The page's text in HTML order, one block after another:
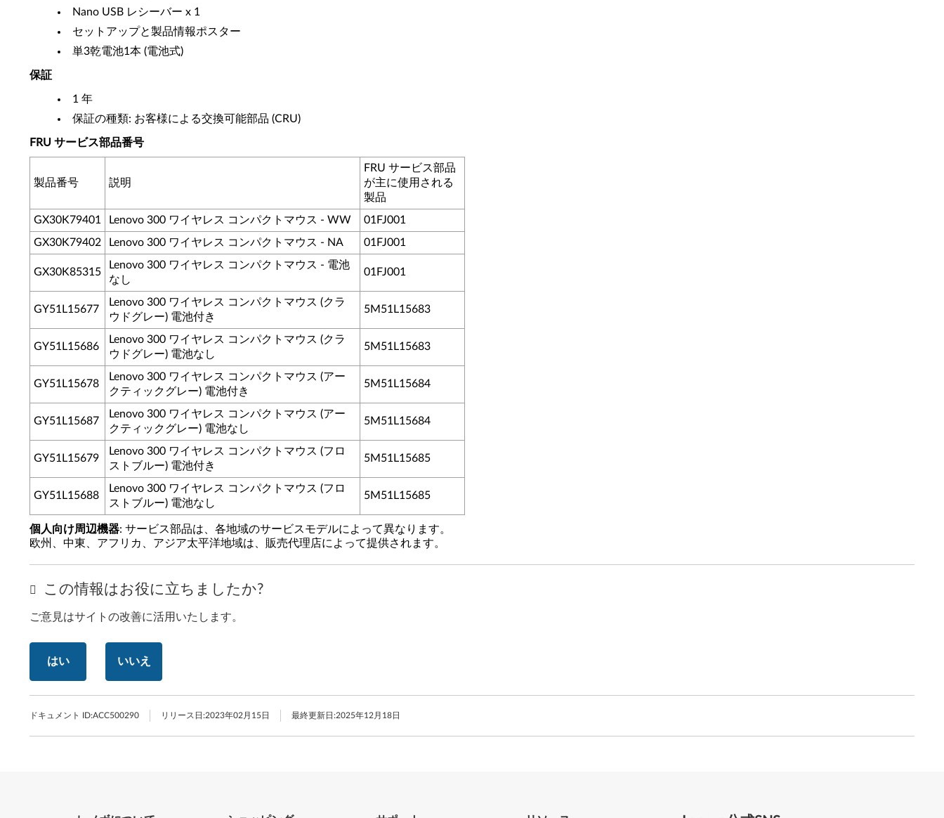
Nano USB レシーバー x 1
セットアップと製品情報ポスター
単3乾電池1本 (電池式)
保証
1 年
保証の種類: お客様による交換可能部品 (CRU)
FRU サービス部品番号
製品番号 説明
FRU サービス部品
が主に使用される
製品
GX30K79401
Lenovo 300 ワイヤレス コンパクトマウス - WW
01FJ001
GX30K79402
Lenovo 300 ワイヤレス コンパクトマウス - NA 01FJ001
GX30K85315
Lenovo 300 ワイヤレス コンパクトマウス - 電池
なし
01FJ001
GY51L15677
Lenovo 300 ワイヤレス コンパクトマウス (クラ
ウドグレー) 電池付き
5M51L15683
GY51L15686
Lenovo 300 ワイヤレス コンパクトマウス (クラ
ウドグレー) 電池なし
5M51L15683
GY51L15678
Lenovo 300 ワイヤレス コンパクトマウス (アー
クティックグレー) 電池付き
5M51L15684
GY51L15687
Lenovo 300 ワイヤレス コンパクトマウス (アー
クティックグレー) 電池なし
5M51L15684
GY51L15679
Lenovo 300 ワイヤレス コンパクトマウス (フロ
ストブルー) 電池付き
5M51L15685
GY51L15688
Lenovo 300 ワイヤレス コンパクトマウス (フロ
ストブルー) 電池なし
5M51L15685
個人向け周辺機器: サービス部品は、各地域のサービスモデルによって異なります。
欧州、中東、アフリカ、アジア太平洋地域は、販売代理店によって提供されます。
この情報はお役に立ちましたか?
ご意見はサイトの改善に活用いたします。
はい いいえ
ドキュメント ID:ACC500290 リリース日:2023年02月15日 最終更新日:2025年12月18日